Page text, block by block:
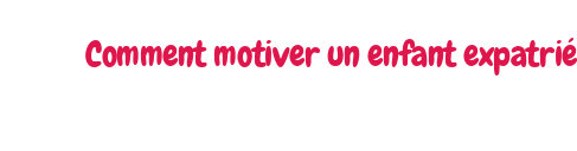
Comment motiver un enfant